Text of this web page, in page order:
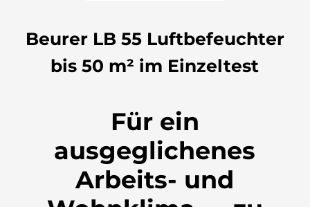
Beurer LB 55 Luftbefeuchter
bis 50 m² im Einzeltest
Für ein
ausgeglichenes
Arbeits- und